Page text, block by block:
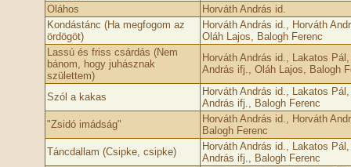
Oláhos
Horváth András id.
Kondástánc (Ha megfogom az
ördögöt)
Horváth András id., Horváth
Oláh Lajos, Balogh Ferenc
Lassú és friss csárdás (Nem
bánom, hogy juhásznak
születtem)
Horváth András id., Lakatos
András ifj., Oláh Lajos, Balogh
Szól a kakas
Horváth András id., Lakatos
András ifj., Balogh Ferenc
"Zsidó imádság"
Horváth András id., Horváth
Balogh Ferenc
Táncdallam (Csipke, csipke)
Horváth András id., Lakatos
András ifj., Balogh Ferenc